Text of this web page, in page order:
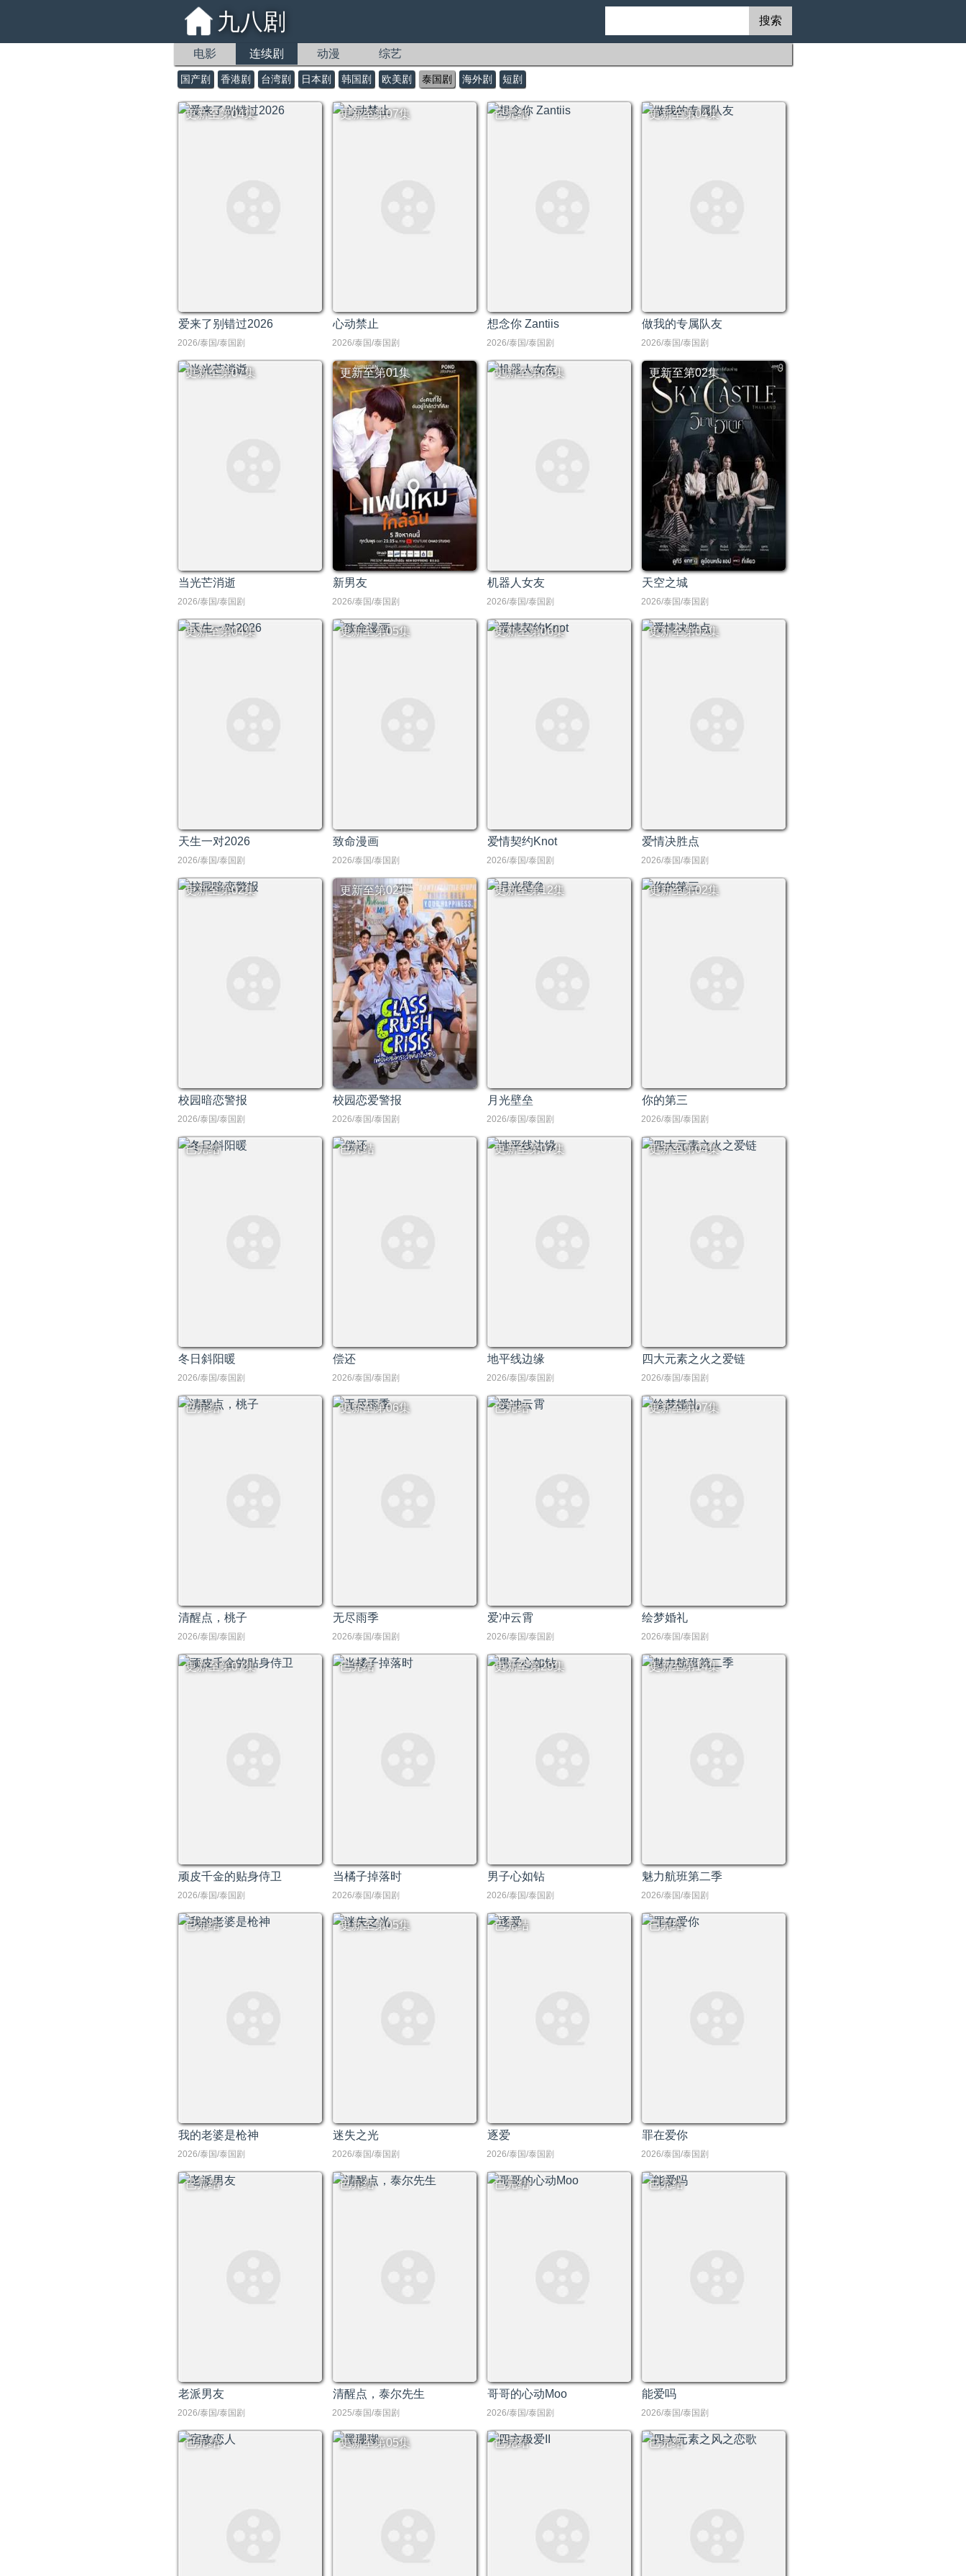
九八剧 搜索
电影 连续剧 动漫 综艺
国产剧 香港剧 台湾剧 日本剧 韩国剧 欧美剧 泰国剧 海外剧 短剧
更新至第04集
爱来了别错过2026
2026/泰国/泰国剧
更新至第07集
心动禁止
2026/泰国/泰国剧
已完结
想念你 Zantiis
2026/泰国/泰国剧
更新至第04集
做我的专属队友
2026/泰国/泰国剧
更新至第07集
当光芒消逝
2026/泰国/泰国剧
更新至第01集
新男友
2026/泰国/泰国剧
更新至第06集
机器人女友
2026/泰国/泰国剧
更新至第02集
天空之城
2026/泰国/泰国剧
更新至第04集
天生一对2026
2026/泰国/泰国剧
更新至第05集
致命漫画
2026/泰国/泰国剧
更新至第06集
爱情契约Knot
2026/泰国/泰国剧
更新至第02集
爱情决胜点
2026/泰国/泰国剧
更新至第02集
校园暗恋警报
2026/泰国/泰国剧
更新至第02集
校园恋爱警报
2026/泰国/泰国剧
更新至第12集
月光壁垒
2026/泰国/泰国剧
更新至第02集
你的第三
2026/泰国/泰国剧
已完结
冬日斜阳暖
2026/泰国/泰国剧
已完结
偿还
2026/泰国/泰国剧
更新至第07集
地平线边缘
2026/泰国/泰国剧
更新至第04集
四大元素之火之爱链
2026/泰国/泰国剧
已完结
清醒点，桃子
2026/泰国/泰国剧
更新至第06集
无尽雨季
2026/泰国/泰国剧
已完结
爱冲云霄
2026/泰国/泰国剧
更新至第07集
绘梦婚礼
2026/泰国/泰国剧
更新至第07集
顽皮千金的贴身侍卫
2026/泰国/泰国剧
已完结
当橘子掉落时
2026/泰国/泰国剧
更新至第29集
男子心如钻
2026/泰国/泰国剧
更新至第14集
魅力航班第二季
2026/泰国/泰国剧
已完结
我的老婆是枪神
2026/泰国/泰国剧
更新至第05集
迷失之光
2026/泰国/泰国剧
已完结
逐爱
2026/泰国/泰国剧
已完结
罪在爱你
2026/泰国/泰国剧
已完结
老派男友
2026/泰国/泰国剧
已完结
清醒点，泰尔先生
2025/泰国/泰国剧
已完结
哥哥的心动Moo
2026/泰国/泰国剧
已完结
能爱吗
2026/泰国/泰国剧
已完结 更新至第05集 已完结 已完结